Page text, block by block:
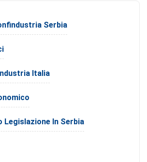
Serbia
Italia
Legislazione In Serbia